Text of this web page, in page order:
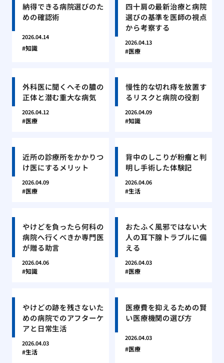
納得できる病院選びのた
めの確認術
2026.04.14
知識
四十肩の最新治療と病院
選びの基準を医師の視点
から考察する
2026.04.13
医療
外科医に聞くへその膿の
正体と潜む重大な病気
2026.04.12
医療
慢性的な切れ痔を放置す
るリスクと病院の役割
2026.04.09
知識
近所の診療所をかかりつ
け医にするメリット
2026.04.09
医療
背中のしこりが粉瘤と判
明し手術した体験記
2026.04.06
生活
やけどを負ったら何科の
病院へ行くべきか専門医
が贈る助言
2026.04.06
知識
おたふく風邪ではない大
人の耳下腺トラブルに備
える
2026.04.03
医療
やけどの跡を残さないた
めの病院でのアフターケ
アと日常生活
2026.04.03
生活
医療費を抑えるための賢
い医療機関の選び方
2026.04.03
医療